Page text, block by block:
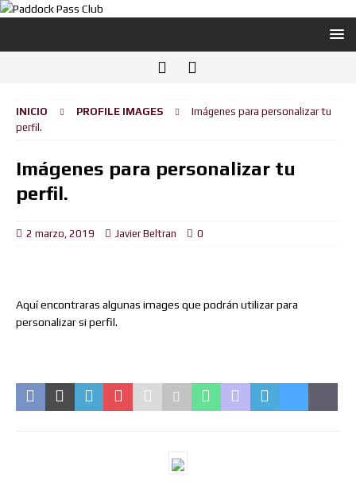
INICIO PROFILE IMAGES
Imágenes para personalizar tu
perfil.
Imágenes para personalizar tu
perfil.
2 marzo, 2019 Javier Beltran 0
Aquí encontraras algunas images que podrán utilizar para
personalizar si perfil.